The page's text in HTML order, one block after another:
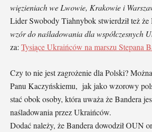
więzieniach we Lwowie, Krakowie i
Lider Swobody Tiahnybok stwierdził też że
wzór do naśladowania dla współczesnych
za: Tysiące Ukraińców na marszu Stepana
Czy to nie jest zagrożenie dla Polski?
Panu Kaczyńskiemu, jak jako wzorowy
stać obok osoby, która uważa że Bandera
naśladowania przez Ukraińców.
Dodać należy, że Bandera dowodził OUN